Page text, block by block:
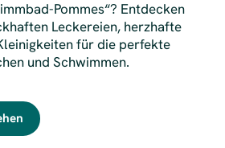
Pommes“? Entdecken
Leckereien, herzhafte
für die perfekte
und Schwimmen.